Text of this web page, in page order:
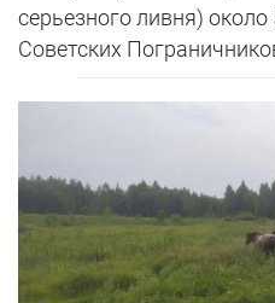
серьезного ливня)
Советских